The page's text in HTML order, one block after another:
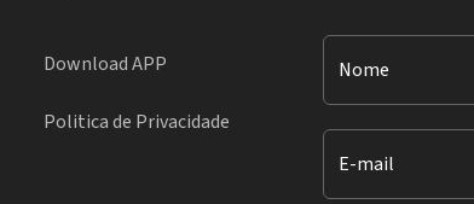
Download APP
Politica de Privacidade
Nome
E-mail